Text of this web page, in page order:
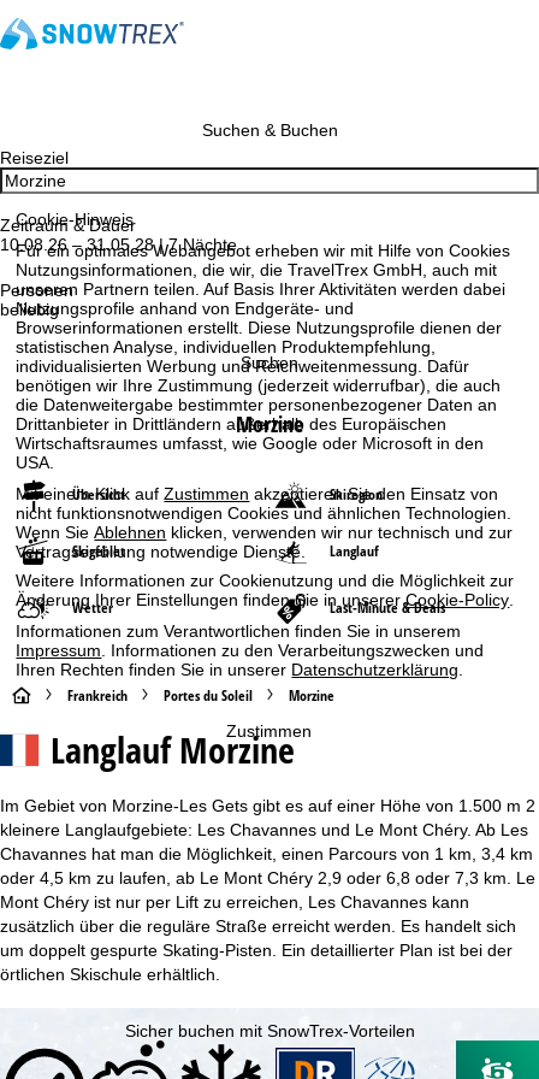
Cookie-Hinweis
Für ein optimales Webangebot erheben wir mit Hilfe von Cookies
Nutzungsinformationen, die wir, die TravelTrex GmbH, auch mit
unseren Partnern teilen. Auf Basis Ihrer Aktivitäten werden dabei
Nutzungsprofile anhand von Endgeräte- und
Browserinformationen erstellt. Diese Nutzungsprofile dienen der
statistischen Analyse, individuellen Produktempfehlung,
individualisierten Werbung und Reichweitenmessung. Dafür
benötigen wir Ihre Zustimmung (jederzeit widerrufbar), die auch
die Datenweitergabe bestimmter personenbezogener Daten an
Drittanbieter in Drittländern außerhalb des Europäischen
Wirtschaftsraumes umfasst, wie Google oder Microsoft in den
USA.
Mit einem Klick aufZustimmen akzeptieren Sie den Einsatz von
nicht funktionsnotwendigen Cookies und ähnlichen Technologien.
Wenn SieAblehnen klicken, verwenden wir nur technisch und zur
Vertragserfüllung notwendige Dienste.
Weitere Informationen zur Cookienutzung und die Möglichkeit zur
Änderung Ihrer Einstellungen finden Sie in unsererCookie-Policy
Informationen zum Verantwortlichen finden Sie in unserem
Impressum . Informationen zu den Verarbeitungszwecken und
Ihren Rechten finden Sie in unserer Datenschutzerklärung
Zustimmen
Suchen & Buchen
Reiseziel
Zeitraum & Dauer
10.08.26 – 31.05.28 | 7 Nächte
Personen
beliebig
Suchen
Morzine
Übersicht Skiregion
Skigebiet Langlauf
Wetter Last-Minute & Deals
S
r
s
Frankreich Portes du Soleil Morzine
Langlauf Morzine
Im Gebiet von Morzine-Les Gets gibt es auf einer Höhe von 1.500 m 2
kleinere Langlaufgebiete: Les Chavannes und Le Mont Chéry. Ab Les
Chavannes hat man die Möglichkeit, einen Parcours von 1 km, 3,4 km
oder 4,5 km zu laufen, ab Le Mont Chéry 2,9 oder 6,8 oder 7,3 km. Le
Mont Chéry ist nur per Lift zu erreichen, Les Chavannes kann
zusätzlich über die reguläre Straße erreicht werden. Es handelt sich
um doppelt gespurte Skating-Pisten. Ein detaillierter Plan ist bei der
örtlichen Skischule erhältlich.
Sicher buchen mit SnowTrex-Vorteilen